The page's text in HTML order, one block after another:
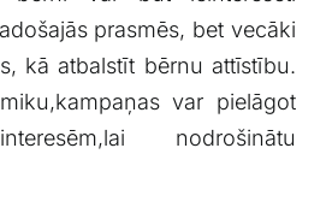
prasmēs, bet ⁣vecāki
kā⁢ atbalstīt bērnu attīstību.
var ‍pielāgot
nodrošinātu